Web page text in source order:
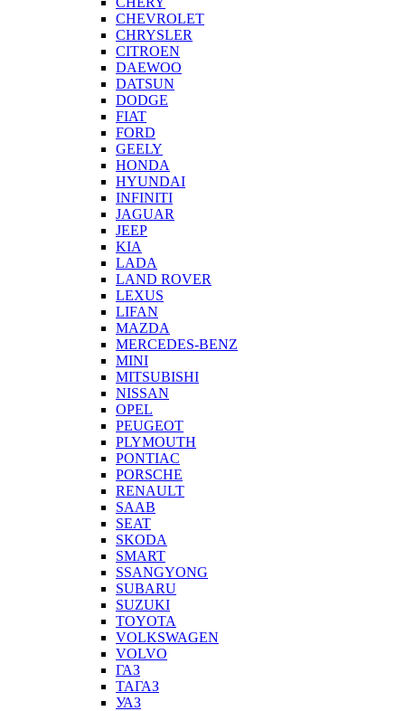
CHEVROLET
CHRYSLER
CITROEN
DAEWOO
DATSUN
DODGE
FIAT
FORD
GEELY
HONDA
HYUNDAI
INFINITI
JAGUAR
JEEP
KIA
LADA
LAND ROVER
LEXUS
LIFAN
MAZDA
MERCEDES-BENZ
MINI
MITSUBISHI
NISSAN
OPEL
PEUGEOT
PLYMOUTH
PONTIAC
PORSCHE
RENAULT
SAAB
SEAT
SKODA
SMART
SSANGYONG
SUBARU
SUZUKI
TOYOTA
VOLKSWAGEN
VOLVO
ГАЗ
ТАГАЗ
УАЗ